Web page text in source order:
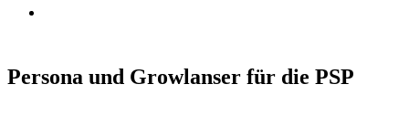
Persona und Growlanser für die PSP